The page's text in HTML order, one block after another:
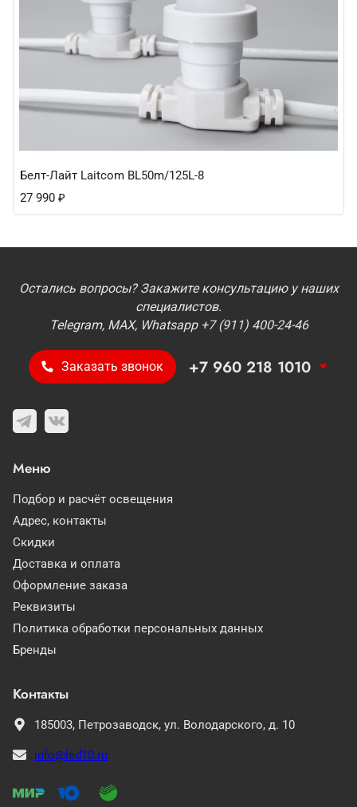
Белт-Лайт Laitcom BL50m/125L-8
27 990 ₽
Остались вопросы? Закажите консультацию у наших
специалистов.
Telegram, MAX, Whatsapp +7 (911) 400-24-46
Заказать звонок +7 960 218 1010
Меню
Подбор и расчёт освещения
Адрес, контакты
Скидки
Доставка и оплата
Оформление заказа
Реквизиты
Политика обработки персональных данных
Бренды
Контакты
185003, Петрозаводск, ул. Володарского, д. 10
info@led10.ru